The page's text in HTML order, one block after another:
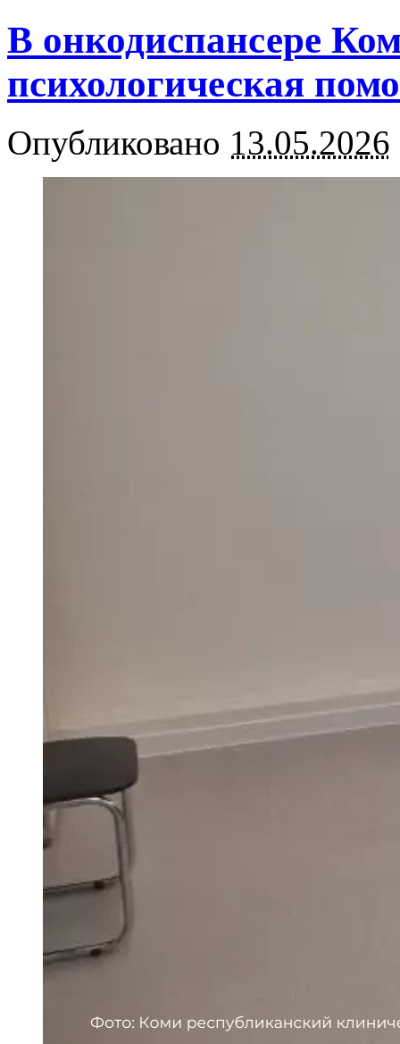
В онкодиспансере
психологическая
Опубликовано 13.05.2026